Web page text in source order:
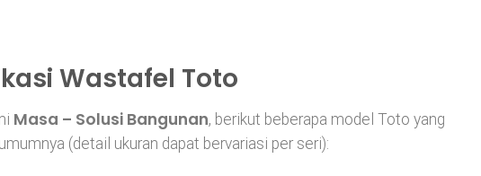
Wastafel Toto
Masa – Solusi Bangunan, berikut beberapa model Toto yang
(detail ukuran dapat bervariasi per seri):